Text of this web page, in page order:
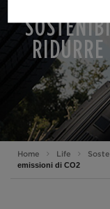
Home Life
emissioni di CO2